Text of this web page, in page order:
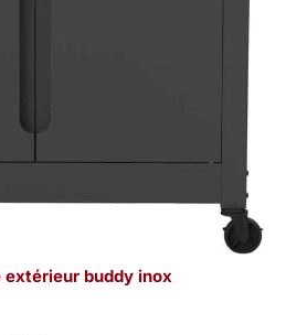
buddy inox